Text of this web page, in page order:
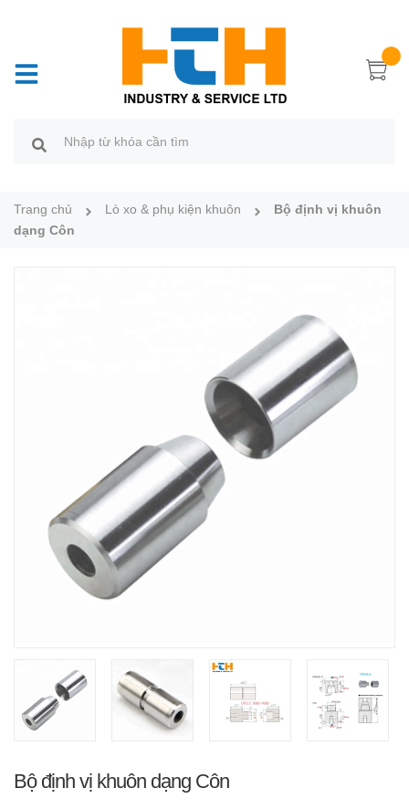
Trang chủ Lò xo & phụ kiện khuôn
Bộ định vị khuôn
dạng Côn
Bộ định vị khuôn dạng Côn